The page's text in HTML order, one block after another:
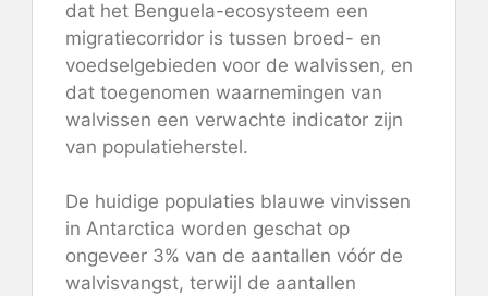
dat het Benguela-ecosysteem een ​​
migratiecorridor is tussen broed- en
voedselgebieden voor de walvissen, en
dat toegenomen waarnemingen van
walvissen een verwachte indicator zijn
van populatieherstel.
De huidige populaties blauwe vinvissen
in Antarctica worden geschat op
ongeveer 3% van de aantallen vóór de
walvisvangst, terwijl de aantallen